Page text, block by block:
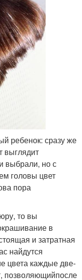
ребенок: сразу же
выглядит
выбрали, но с
головы цвет
пора
то вы
в
и затратная
найдутся
цвета каждые две-
позволяющийпосле